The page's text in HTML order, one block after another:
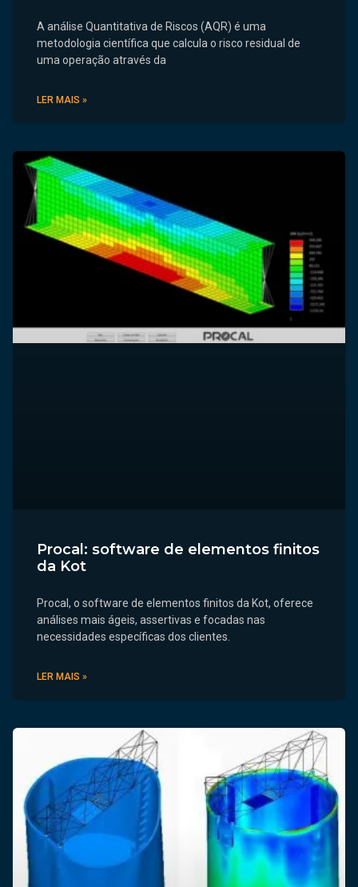
A análise Quantitativa de Riscos (AQR) é uma
metodologia científica que calcula o risco residual de
uma operação através da
LER MAIS »
Procal: software de elementos finitos
da Kot
Procal, o software de elementos finitos da Kot, oferece
análises mais ágeis, assertivas e focadas nas
necessidades específicas dos clientes.
LER MAIS »